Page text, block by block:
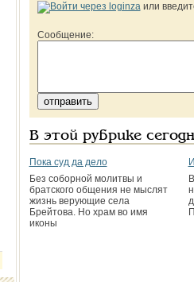
или
Сообщение:
В этой рубрике
Пока суд да дело
Без соборной молитвы и
братского общения не мыслят
жизнь верующие села
Брейтова. Но храм во имя
иконы